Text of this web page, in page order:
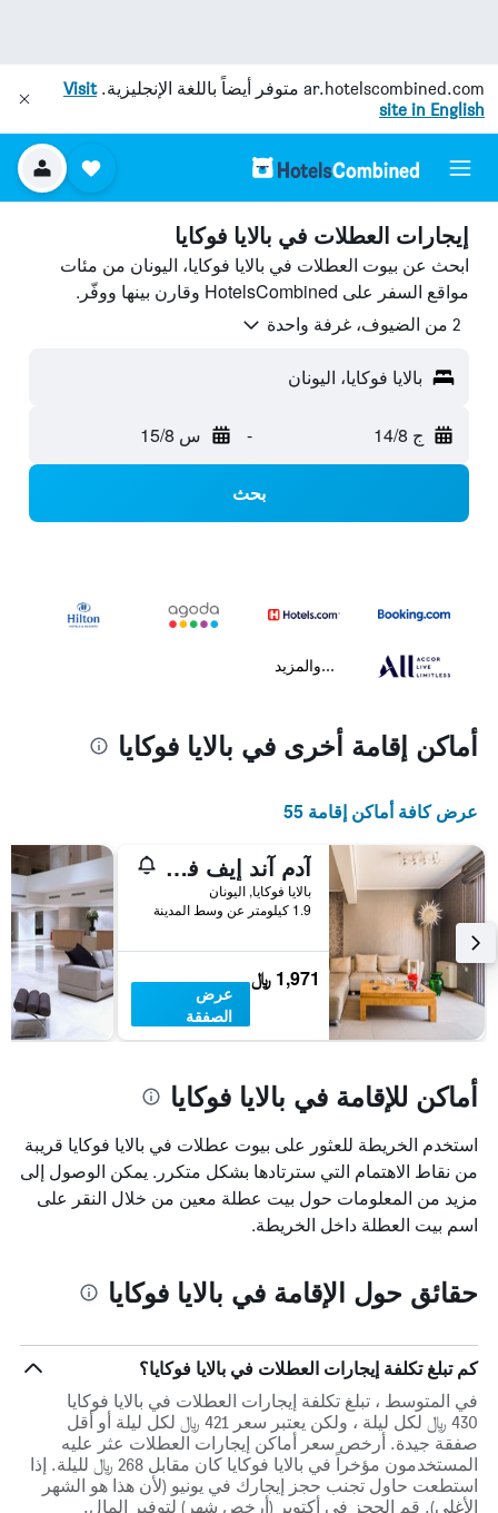
ar.hotelscombined.com متوفر أيضاً باللغة الإنجليزية.Visit
site in English
إيجارات العطلات في بالايا فوكايا
ابحث عن بيوت العطلات في بالايا فوكايا، اليونان من مئات
مواقع السفر على HotelsCombined وقارن بينها ووفّر.
2 من الضيوف، غرفة واحدة
بالايا فوكايا، اليونان
ج 14/8 - س 15/8
بحث
...والمزيد
أماكن إقامة أخرى في بالايا فوكايا
عرض كافة أماكن إقامة 55
آدم آند إيف فيلاز
بالايا فوكايا, اليونان
1.9 كيلومتر عن وسط المدينة
1,971 ﷼
عرض
الصفقة
أماكن للإقامة في بالايا فوكايا
استخدم الخريطة للعثور على بيوت عطلات في بالايا فوكايا قريبة
من نقاط الاهتمام التي سترتادها بشكل متكرر. يمكن الوصول إلى
مزيد من المعلومات حول بيت عطلة معين من خلال النقر على
اسم بيت العطلة داخل الخريطة.
حقائق حول الإقامة في بالايا فوكايا
كم تبلغ تكلفة إيجارات العطلات في بالايا فوكايا؟
في المتوسط ، تبلغ تكلفة إيجارات العطلات في بالايا فوكايا
430 ﷼ لكل ليلة ، ولكن يعتبر سعر 421 ﷼ لكل ليلة أو أقل
صفقة جيدة. أرخص سعر أماكن إيجارات العطلات عثر عليه
المستخدمون مؤخراً في بالايا فوكايا كان مقابل 268 ﷼ لليلة. إذا
استطعت حاول تجنب حجز إيجارك في يونيو (لأن هذا هو الشهر
الأغلى). قم الحجز في أكتوبر (أرخص شهر) لتوفير المال.